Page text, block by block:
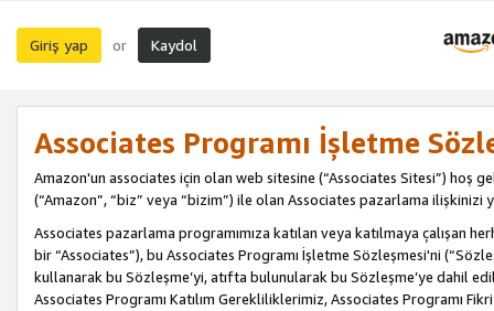
Giriş yap or Kaydol
Associates Programı İşletme
Amazon'un associates için olan web sitesine (“Associates Sitesi”) hoş
(“Amazon”, “biz” veya “bizim”) ile olan Associates pazarlama ilişkinizi
Associates pazarlama programımıza katılan veya katılmaya çalışan
bir “Associates”), bu Associates Programı İşletme Sözleşmesi'ni
kullanarak bu Sözleşme’yi, atıfta bulunularak bu Sözleşme’ye dahil
Associates Programı Katılım Gerekliliklerimiz, Associates Programı